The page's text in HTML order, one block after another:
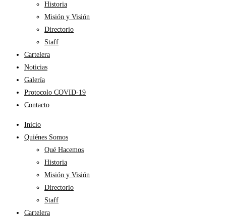
Historia
Misión y Visión
Directorio
Staff
Cartelera
Noticias
Galería
Protocolo COVID-19
Contacto
Inicio
Quiénes Somos
Qué Hacemos
Historia
Misión y Visión
Directorio
Staff
Cartelera